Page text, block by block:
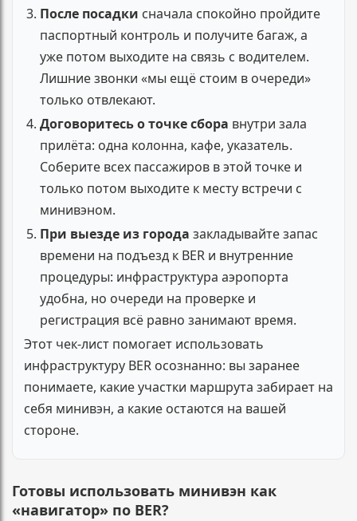
После посадки сначала спокойно пройдите
паспортный контроль и получите багаж, а
уже потом выходите на связь с водителем.
Лишние звонки «мы ещё стоим в очереди»
только отвлекают.
Договоритесь о точке сбора внутри зала
прилёта: одна колонна, кафе, указатель.
Соберите всех пассажиров в этой точке и
только потом выходите к месту встречи с
минивэном.
При выезде из города закладывайте запас
времени на подъезд к BER и внутренние
процедуры: инфраструктура аэропорта
удобна, но очереди на проверке и
регистрация всё равно занимают время.
Этот чек-лист помогает использовать
инфраструктуру BER осознанно: вы заранее
понимаете, какие участки маршрута забирает на
себя минивэн, а какие остаются на вашей
стороне.
Готовы использовать минивэн как
«навигатор» по BER?